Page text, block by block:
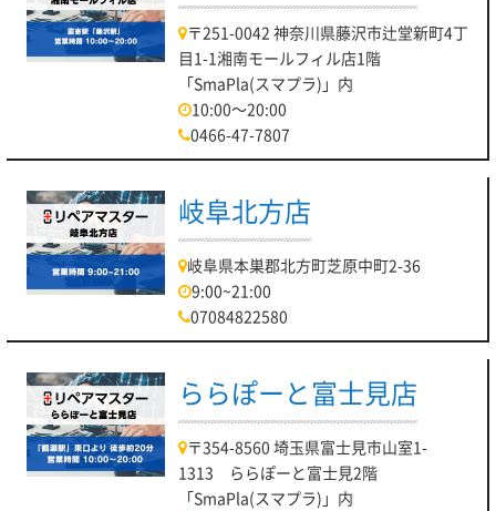
〒251-0042 神奈川県藤沢市辻堂新町4丁
目1-1湘南モールフィル店1階
「SmaPla(スマプラ)」内
10:00～20:00
0466-47-7807
岐阜北方店
岐阜県本巣郡北方町芝原中町2-36
9:00~21:00
07084822580
ららぽーと富士見店
〒354-8560 埼玉県富士見市山室1-
1313 ららぽーと富士見2階
「SmaPla(スマプラ)」内